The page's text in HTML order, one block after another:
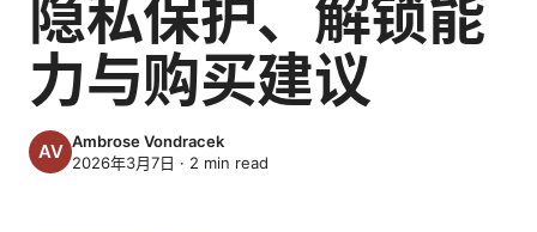
隐私保护、解锁能
力与购买建议
Ambrose Vondracek
2026年3月7日 · 2 min read